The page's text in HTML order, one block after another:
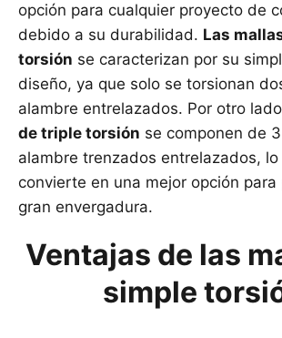
opción para cualquier proyecto de
debido a su durabilidad. Las
torsión se caracterizan por su
diseño, ya que solo se torsionan
alambre entrelazados. Por otro
de triple torsión se componen de
alambre trenzados entrelazados, lo
convierte en una mejor opción para
gran envergadura.
Ventajas de las
simple